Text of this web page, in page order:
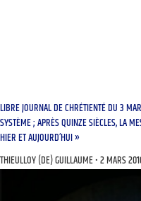
LIBRE JOURNAL DE CHRÉTIENTÉ DU 3
SYSTÈME ; APRÈS QUINZE SIÈCLES, LA
HIER ET AUJOURD’HUI »
THIEULLOY (DE) GUILLAUME 2 MARS